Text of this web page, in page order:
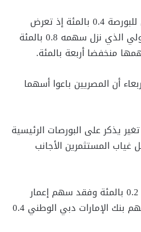
وفي مصر، نزل المؤشر الرئيسي للبورصة 0.4 بالمئة إذ تعرض
لضغوط بفعل البنك التجاري الدولي الذي نزل سهمه 0.8 بالمئة
منخفضا أربعة بالمئة.
أن المصريين باعوا أسهما
يذكر على البورصات الرئيسية
المستثمرين الأجانب
وفي دبي، تراجع مؤشر البورصة 0.2 بالمئة وفقد سهم إعمار
العقارية واحدا بالمئة وتراجع سهم بنك الإمارات دبي الوطني 0.4